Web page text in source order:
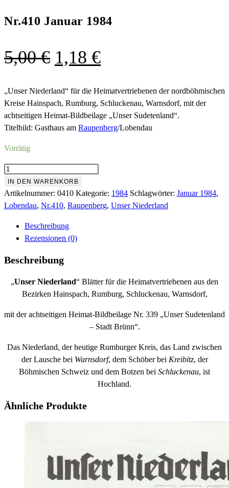
Nr.410 Januar 1984
5,00€ Ursprünglicher
war:
5,00 €
1,18 €Aktueller
ist:
1,18 €.
„Unser Niederland“ für die Heimatvertriebenen der nordböhmischen
Kreise Hainspach, Rumburg, Schluckenau, Warnsdorf, mit der
achtseitigen Heimat-Bildbeilage „Unser Sudetenland“.
Titelbild: Gasthaus am Raupenberg/Lobendau
Vorrätig
Nr.410
Januar
1984
Menge
IN DEN WARENKORB
Artikelnummer: 0410 Kategorie: 1984 Schlagwörter: Januar 1984,
Lobendau, Nr.410, Raupenberg, Unser Niederland
Beschreibung
Rezensionen (0)
Beschreibung
„Unser Niederland“ Blätter für die Heimatvertriebenen aus den
Bezirken Hainspach, Rumburg, Schluckenau, Warnsdorf,
mit der achtseitigen Heimat-Bildbeilage Nr. 339 „Unser Sudetenland
– Stadt Brünn“.
Das Niederland, der heutige Rumburger Kreis, das Land zwischen
der Lausche bei Warnsdorf, dem Schöber bei Kreibitz, der
Böhmischen Schweiz und dem Botzen bei Schluckenau, ist
Hochland.
Ähnliche Produkte